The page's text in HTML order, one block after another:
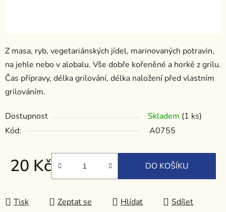
Z masa, ryb, vegetariánských jídel, marinovaných potravin,
na jehle nebo v alobalu. Vše dobře kořeněné a horké z grilu.
Čas přípravy, délka grilování, délka naložení před vlastním
grilováním.
Dostupnost Skladem (1 ks)
Kód:
A0755
20 Kč
Měrná cena:
DO KOŠÍKU
Tisk Zeptat se Hlídat Sdílet